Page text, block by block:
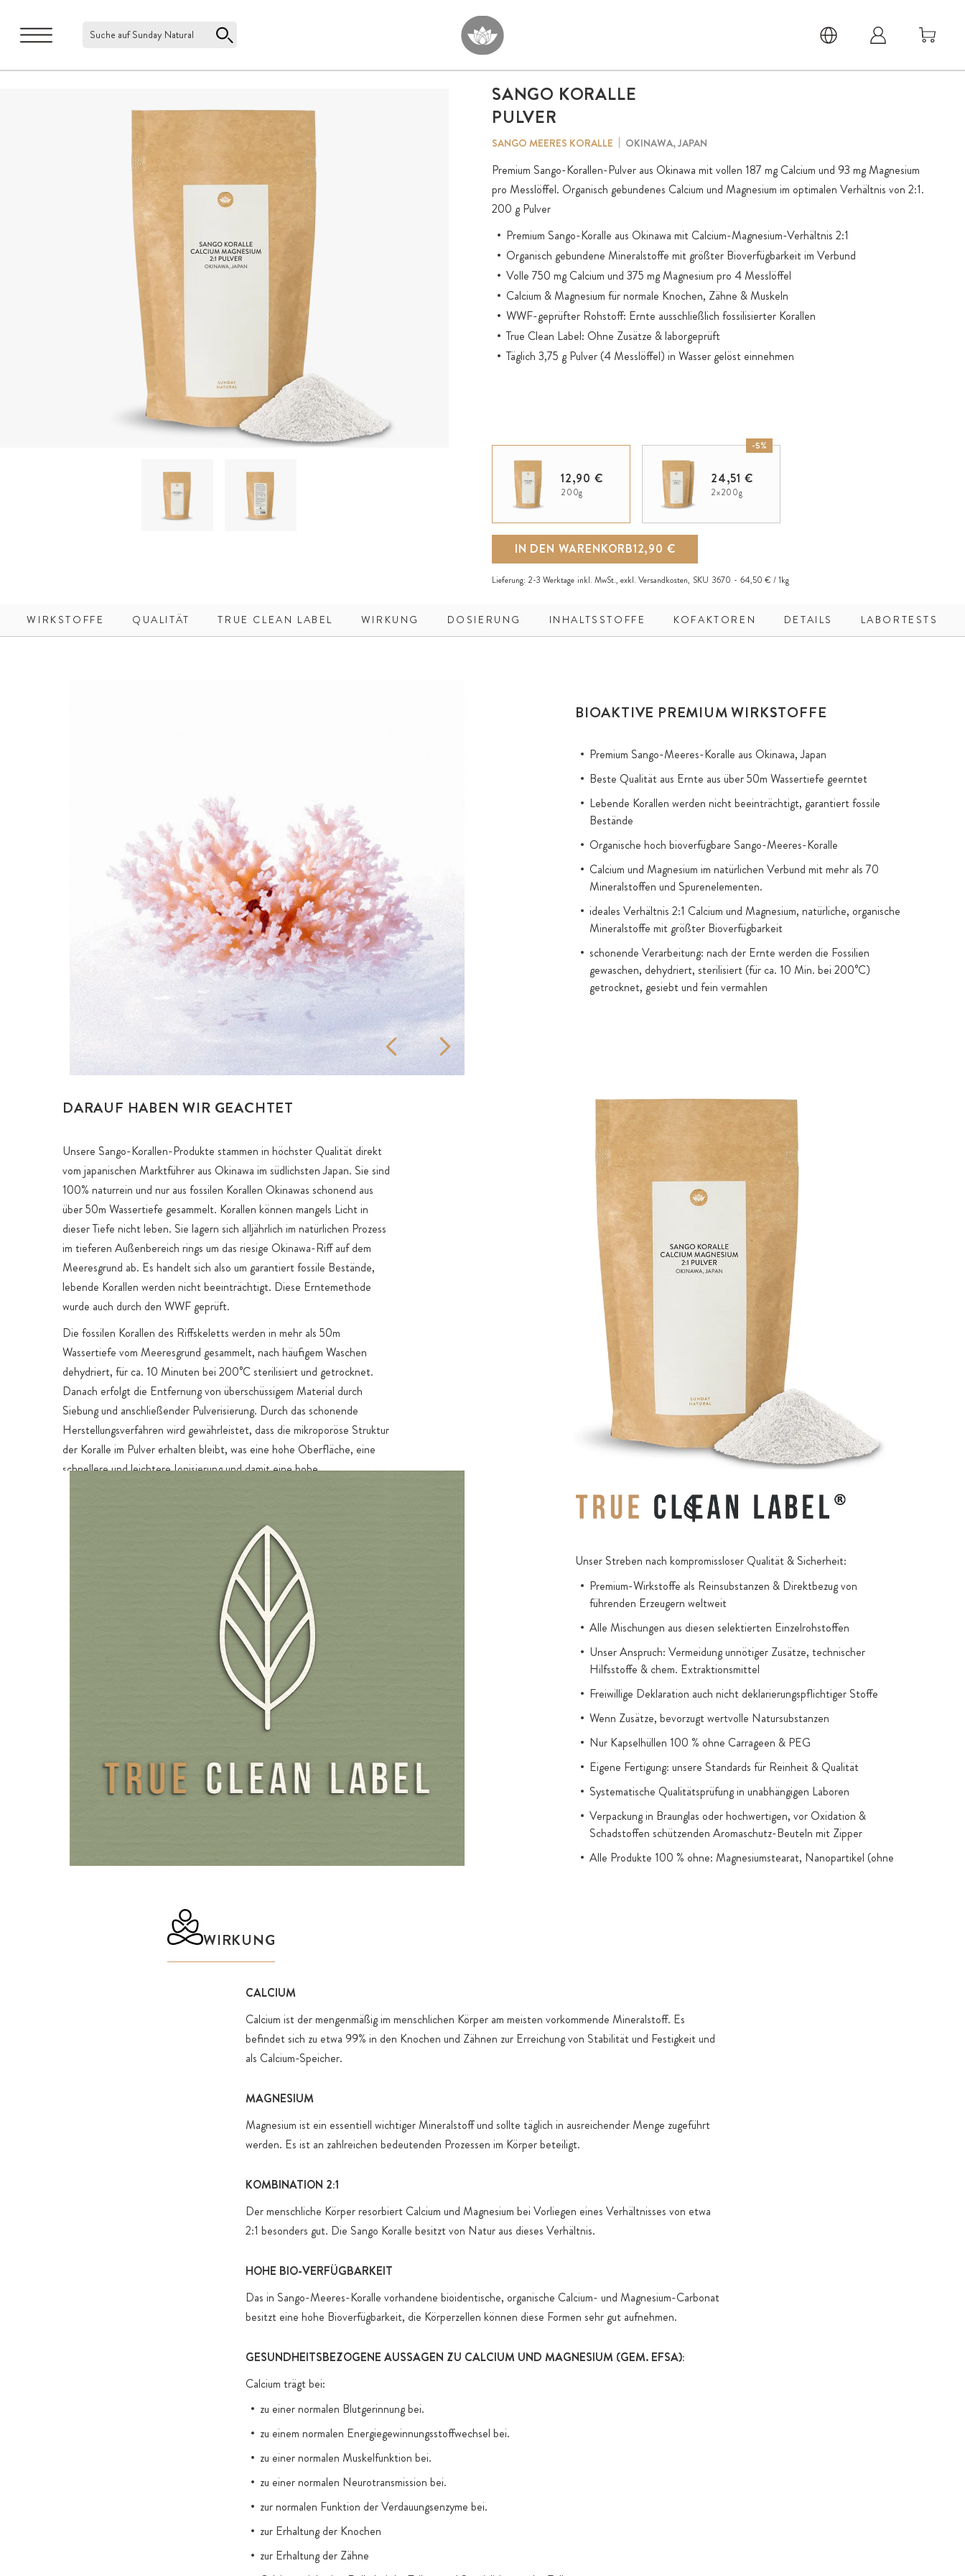
Suche auf Sunday Natural
SANGO KORALLE
PULVER
SANGO MEERES KORALLE OKINAWA, JAPAN
Premium Sango-Korallen-Pulver aus Okinawa mit vollen 187 mg Calcium und 93 mg Magnesium
pro Messlöffel. Organisch gebundenes Calcium und Magnesium im optimalen Verhältnis von 2:1.
200 g Pulver
Premium Sango-Koralle aus Okinawa mit Calcium-Magnesium-Verhältnis 2:1
Organisch gebundene Mineralstoffe mit größter Bioverfügbarkeit im Verbund
Volle 750 mg Calcium und 375 mg Magnesium pro 4 Messlöffel
Calcium & Magnesium für normale Knochen, Zähne & Muskeln
WWF-geprüfter Rohstoff: Ernte ausschließlich fossilisierter Korallen
True Clean Label: Ohne Zusätze & laborgeprüft
Täglich 3,75 g Pulver (4 Messlöffel) in Wasser gelöst einnehmen
12,90 €
200g
-5%
24,51 €
2x200g
IN DEN WARENKORB12,90 €
Lieferung: 2-3 Werktage inkl. MwSt., exkl. Versandkosten, SKU 3670 64,50 € / 1kg
WIRKSTOFFE QUALITÄT TRUE CLEAN LABEL WIRKUNG DOSIERUNG INHALTSSTOFFE KOFAKTOREN DETAILS LABORTESTS
BIOAKTIVE PREMIUM WIRKSTOFFE
Premium Sango-Meeres-Koralle aus Okinawa, Japan
Beste Qualität aus Ernte aus über 50m Wassertiefe geerntet
Lebende Korallen werden nicht beeinträchtigt, garantiert fossile
Bestände
Organische hoch bioverfügbare Sango-Meeres-Koralle
Calcium und Magnesium im natürlichen Verbund mit mehr als 70
Mineralstoffen und Spurenelementen.
ideales Verhältnis 2:1 Calcium und Magnesium, natürliche, organische
Mineralstoffe mit größter Bioverfügbarkeit
schonende Verarbeitung: nach der Ernte werden die Fossilien
gewaschen, dehydriert, sterilisiert (für ca. 10 Min. bei 200°C)
getrocknet, gesiebt und fein vermahlen
DARAUF HABEN WIR GEACHTET
Unsere Sango-Korallen-Produkte stammen in höchster Qualität direkt
vom japanischen Marktführer aus Okinawa im südlichsten Japan. Sie sind
100% naturrein und nur aus fossilen Korallen Okinawas schonend aus
über 50m Wassertiefe gesammelt. Korallen können mangels Licht in
dieser Tiefe nicht leben. Sie lagern sich alljährlich im natürlichen Prozess
im tieferen Außenbereich rings um das riesige Okinawa-Riff auf dem
Meeresgrund ab. Es handelt sich also um garantiert fossile Bestände,
lebende Korallen werden nicht beeinträchtigt. Diese Erntemethode
wurde auch durch den WWF geprüft.
Die fossilen Korallen des Riffskeletts werden in mehr als 50m
Wassertiefe vom Meeresgrund gesammelt, nach häufigem Waschen
dehydriert, für ca. 10 Minuten bei 200°C sterilisiert und getrocknet.
Danach erfolgt die Entfernung von überschüssigem Material durch
Siebung und anschließender Pulverisierung. Durch das schonende
Herstellungsverfahren wird gewährleistet, dass die mikroporöse Struktur
der Koralle im Pulver erhalten bleibt, was eine hohe Oberfläche, eine
schnellere und leichtere Ionisierung und damit eine hohe
Verpackt in einen besonders hochwertigen, luftdichten Aromaschutz-
Beutel mit Zipper. Durch die hochwertige Beschichtung wird der Inhalt
bestmöglich vor Feuchtigkeit, Oxidation und vor Schadstoffeinflüssen
Unser Streben nach kompromissloser Qualität & Sicherheit:
Premium-Wirkstoffe als Reinsubstanzen & Direktbezug von
führenden Erzeugern weltweit
Alle Mischungen aus diesen selektierten Einzelrohstoffen
Unser Anspruch: Vermeidung unnötiger Zusätze, technischer
Hilfsstoffe & chem. Extraktionsmittel
Freiwillige Deklaration auch nicht deklarierungspflichtiger Stoffe
Wenn Zusätze, bevorzugt wertvolle Natursubstanzen
Nur Kapselhüllen 100 % ohne Carrageen & PEG
Eigene Fertigung: unsere Standards für Reinheit & Qualität
Systematische Qualitätsprüfung in unabhängigen Laboren
Verpackung in Braunglas oder hochwertigen, vor Oxidation &
Schadstoffen schützenden Aromaschutz-Beuteln mit Zipper
Alle Produkte 100 % ohne: Magnesiumstearat, Nanopartikel (ohne
WIRKUNG
CALCIUM
Calcium ist der mengenmäßig im menschlichen Körper am meisten vorkommende Mineralstoff. Es
befindet sich zu etwa 99% in den Knochen und Zähnen zur Erreichung von Stabilität und Festigkeit und
als Calcium-Speicher.
MAGNESIUM
Magnesium ist ein essentiell wichtiger Mineralstoff und sollte täglich in ausreichender Menge zugeführt
werden. Es ist an zahlreichen bedeutenden Prozessen im Körper beteiligt.
KOMBINATION 2:1
Der menschliche Körper resorbiert Calcium und Magnesium bei Vorliegen eines Verhältnisses von etwa
2:1 besonders gut. Die Sango Koralle besitzt von Natur aus dieses Verhältnis.
HOHE BIO-VERFÜGBARKEIT
Das in Sango-Meeres-Koralle vorhandene bioidentische, organische Calcium- und Magnesium-Carbonat
besitzt eine hohe Bioverfügbarkeit, die Körperzellen können diese Formen sehr gut aufnehmen.
GESUNDHEITSBEZOGENE AUSSAGEN ZU CALCIUM UND MAGNESIUM (GEM. EFSA):
Calcium trägt bei:
zu einer normalen Blutgerinnung bei.
zu einem normalen Energiegewinnungsstoffwechsel bei.
zu einer normalen Muskelfunktion bei.
zu einer normalen Neurotransmission bei.
zur normalen Funktion der Verdauungsenzyme bei.
zur Erhaltung der Knochen
zur Erhaltung der Zähne